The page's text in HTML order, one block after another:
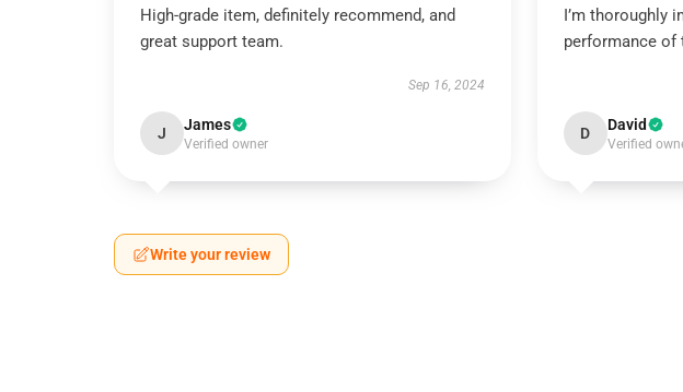
High-grade item, definitely recommend, and
great support team.
Sep 16, 2024
J James
Verified owner
I’m thoroughly
performance of
D David
Verified
Write your review